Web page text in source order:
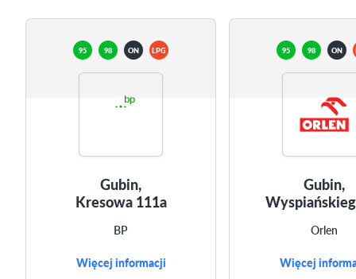
95 98 ON LPG
Gubin,
Kresowa 111a
BP
Więcej informacji
95 98 ON
Gubin,
Orlen
Więcej